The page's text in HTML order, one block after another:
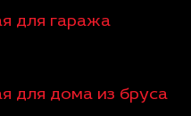
для гаража
для дома из бруса